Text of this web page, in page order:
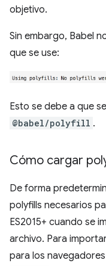
objetivo.
Sin embargo, Babel
que se use:
Esto se debe a que
@babel/polyfill .
Cómo cargar
De forma
polyfills necesarios
ES2015+ cuando se
archivo. Para
para los